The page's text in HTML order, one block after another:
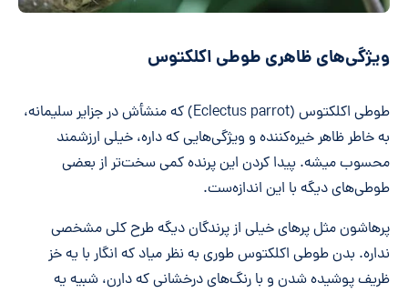
ویژگی‌های ظاهری طوطی اکلکتوس
طوطی اکلکتوس (Eclectus parrot) که منشأش در جزایر سلیمانه،
به خاطر ظاهر خیره‌کننده و ویژگی‌هایی که داره، خیلی ارزشمند
محسوب میشه. پیدا کردن این پرنده کمی سخت‌تر از بعضی
طوطی‌های دیگه با این اندازه‌ست.
پرهاشون مثل پرهای خیلی از پرندگان دیگه طرح کلی مشخصی
نداره. بدن طوطی اکلکتوس طوری به نظر میاد که انگار با یه خز
ظریف پوشیده شدن و با رنگ‌های درخشانی که دارن، شبیه یه